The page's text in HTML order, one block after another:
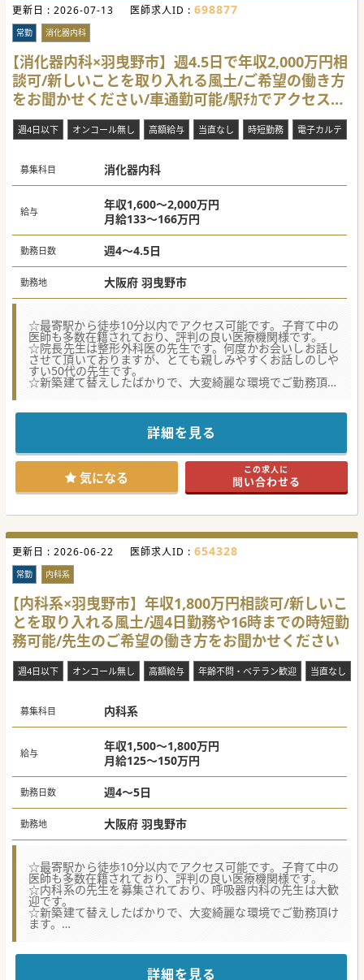
更新日 : 2026-07-13 医師求人ID : 698877
常勤 消化器内科
【消化器内科×羽曳野市】週4.5日で年収2,000万円相
談可/新しいことを取り入れる風土/ご希望の働き方
をお聞かせください/車通勤可能/駅ﾁｶでアクセス良
好
週4日以下 オンコール無し 高額給与 当直なし 時短勤務 電子カルテ
募集科目 消化器内科
給与
年収1,600～2,000万円
月給133～166万円
勤務日数 週4～4.5日
勤務地 大阪府 羽曳野市
☆最寄駅から徒歩10分以内でアクセス可能です。子育て中の
医師も多数在籍されており、評判の良い医療機関様です。
☆院長先生は整形外科医の先生です。何度かお会いしお話し
させて頂いておりますが、とても親しみやすくお話しのしや
すい50代の先生です。
☆新築建て替えしたばかりで、大変綺麗な環境でご勤務頂け
ます。
【職場環境と雰囲気】
■週4日勤務や時短勤務として16時までのご勤務等、ワーク
ライフバランスを重視した柔軟な勤務体制を提供していま
す。
■院内は2025年の3月に新築移転したばかりで、大変綺麗な
職場となっております。院内には食堂も完備しており、そち
らもご利用頂けます。また、院外託児所もご利用が可能で
す。
在籍していらっしゃる状況です。その為、子育てにご理解の
ある職場環境となっており安心してご勤務頂けます。院長先
生は整形外科医の先生で、とても親しみやすい先生です。
【具体的な業務内容】
■外来を週2～マ程度ご担当頂き、病棟管理、内視鏡検査、
健診、日中の救急対応をお願いしたい意向です。
■地域の医療ニーズに応えつつ、重症度の高い症例は近隣の
高次医療機関と連携して対応します。
■外来については一般内科外来のご担当もして頂きたいご意
向です。1コマあたり15~20名程度の患者様がいらっしゃる
状況です。
【医療機関情報】
■オーナーは大変お子様好きということもあり、いずれか小
ります。
■新しいことも積極的に取り入れて、職員全体で実行する推
生にも非常にオススメです。
■羽曳野市の中核病院として、長年地域から愛されてきた医
療機関です。勿論、お車でのご通勤も可能で、駅から徒歩圏
内と通勤が便利です。
#年度内入職可 #秋入職可
詳細を見る
気になる この求人に
問い合わせる
更新日 : 2026-06-22 医師求人ID : 654328
常勤 内科系
【内科系×羽曳野市】年収1,800万円相談可/新しいこ
とを取り入れる風土/週4日勤務や16時までの時短勤
務可能/先生のご希望の働き方をお聞かせください
週4日以下 オンコール無し 高額給与 年齢不問・ベテラン歓迎 当直なし
募集科目 内科系
給与
年収1,500～1,800万円
月給125～150万円
勤務日数 週4～5日
勤務地 大阪府 羽曳野市
☆最寄駅から徒歩10分以内でアクセス可能です。子育て中の
医師も多数在籍されており、評判の良い医療機関様です。
☆内科系の先生を募集されており、呼吸器内科の先生は大歓
迎です。
☆新築建て替えしたばかりで、大変綺麗な環境でご勤務頂け
ます。
■週4日勤務や時短勤務として16時までのご勤務等、ワーク
ライフバランスを重視した柔軟な勤務体制を提供していま
詳細を見る